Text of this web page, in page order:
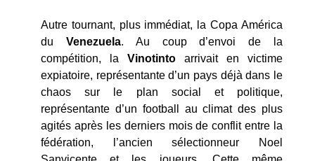
Autre tournant, plus immédiat, la Copa América
du Venezuela. Au coup d’envoi de la
compétition, la Vinotinto arrivait en victime
expiatoire, représentante d’un pays déjà dans le
chaos sur le plan social et politique,
représentante d’un football au climat des plus
agités après les derniers mois de conflit entre la
fédération, l’ancien sélectionneur Noel